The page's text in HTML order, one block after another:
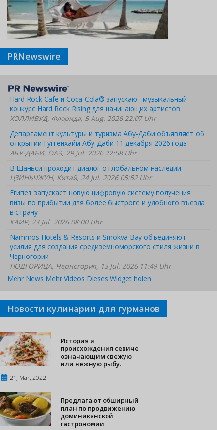
PRNewswire
Hard Rock Cafe и Coca-Cola® запускают музыкальный
конкурс Hard Rock Rising для начинающих артистов
ХОЛЛИВУД, Флорида, 5 Aug. 2026 22:07 Uhr
Департамент культуры и туризма Абу-Даби объявляет об
открытии Гуггенхайм Абу-Даби 11 декабря 2026 года
АБУ-ДАБИ, ОАЭ, 29 Jul. 2026 22:58 Uhr
В Шаньси проходит диалог о глобальном наследии
ЦЗИНЬЧЖУН, Китай, 24 Jul. 2026 05:52 Uhr
Египет запускает новую цифровую систему получения
визы по прибытии для более быстрого и удобного въезда
в страну
КАИР, 23 Jul. 2026 08:00 Uhr
Nammos Hotels & Resorts и Smokva Bay объединяют
усилия для создания средиземноморского стиля жизни в
Черногории
ПОДГОРИЦА, Черногория, 13 Jul. 2026 11:49 Uhr
Mehr News Mehr Videos Dieses Widget holen
Новости кулинарии для гурманов
История и
происхождения севиче
означающим свежую
или нежную рыбу.
21, Mar, 2022
Предлагают обширный
план по продвижению
доминиканской
гастрономии